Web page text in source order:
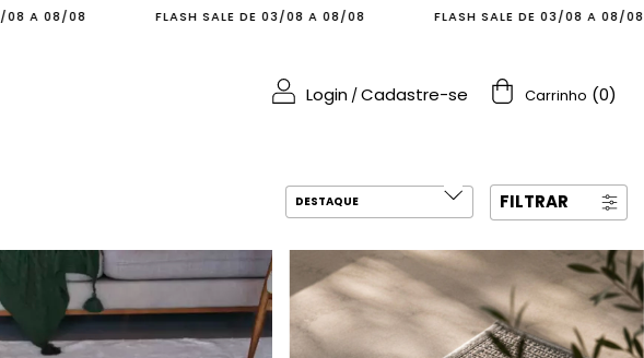
FLASH SALE DE 03/08 A 08/08 FLASH SALE DE 03/08 A 08/08 FLASH
Login /Cadastre-se Carrinho (0)
FILTRAR